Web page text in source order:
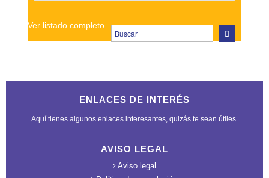
Ver listado completo
ENLACES DE INTERÉS
Aquí tienes algunos enlaces interesantes, quizás te sean útiles.
AVISO LEGAL
Aviso legal